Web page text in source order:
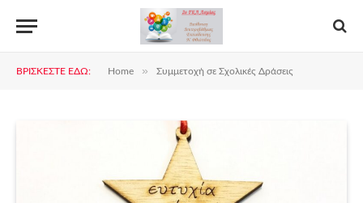
ΒΡΊΣΚΕΣΤΕ ΕΔΏ: Home » Συμμετοχή σε Σχολικές Δράσεις